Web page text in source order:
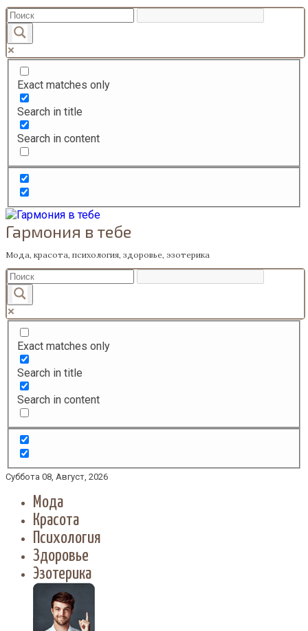
Перейти
к
содержанию
Exact matches only
Search in title
Search in content
Гармония в тебе
Мода, красота, психология, здоровье, эзотерика
Exact matches only
Search in title
Search in content
Суббота 08, Август, 2026
Мода
Красота
Психология
Здоровье
Эзотерика